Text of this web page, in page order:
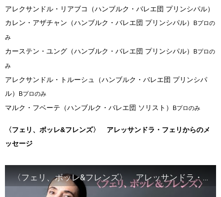
アレクサンドル・リアブコ（ハンブルク・バレエ団 プリンシパル）
カレン・アザチャン（ハンブルク・バレエ団 プリンシパル）
Bプロの
み
カーステン・ユング（ハンブルク・バレエ団 プリンシパル） Bプロの
み
アレクサンドル・トルーシュ（ハンブルク・バレエ団 プリンシパ
ル）
Bプロのみ
マルク・フベーテ（ハンブルク・バレエ団 ソリスト） Bプロのみ
〈フェリ、ボッレ&フレンズ〉 アレッサンドラ・フェリからのメ
ッセージ
〈フェリ、ボッレ&フレンズ〉 アレッサンドラ・フェリからのメッセージ